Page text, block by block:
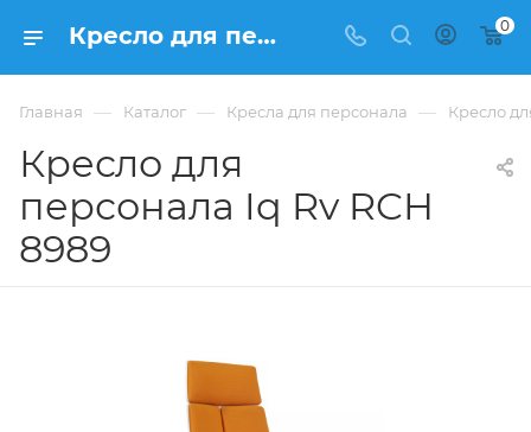
Кресло для персонала Кресла для персонала Iq Rv RCH 8989 купить в Москве, цена 15 948 ₽. - интернет-магазин ФРАНКОМ 0
Главная — Каталог — Кресла для персонала — Кресло
Кресло для
персонала Iq Rv RCH
8989